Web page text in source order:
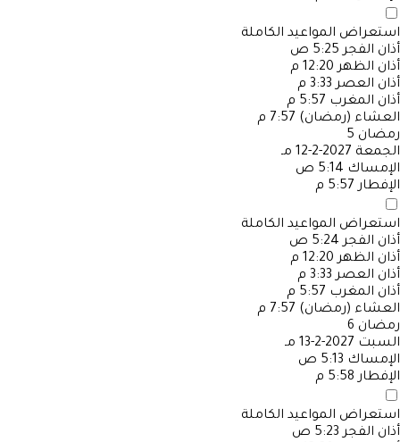
استعراض المواعيد الكاملة
أذان الفجر 5:25 ص
أذان الظهر 12:20 م
أذان العصر 3:33 م
أذان المغرب 5:57 م
العشاء (رمضان) 7:57 م
رمضان 5
الجمعة 2027-2-12 مـ
الإمساك 5:14 ص
الإفطار 5:57 م
استعراض المواعيد الكاملة
أذان الفجر 5:24 ص
أذان الظهر 12:20 م
أذان العصر 3:33 م
أذان المغرب 5:57 م
العشاء (رمضان) 7:57 م
رمضان 6
السبت 2027-2-13 مـ
الإمساك 5:13 ص
الإفطار 5:58 م
استعراض المواعيد الكاملة
أذان الفجر 5:23 ص